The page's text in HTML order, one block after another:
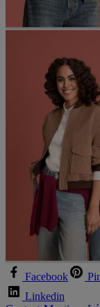
Facebook
Linkedin